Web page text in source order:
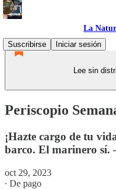
La
Suscribirse
Iniciar sesión
Lee sin
Periscopio
¡Hazte cargo de tu
barco. El marinero
oct 29, 2023
∙ De pago